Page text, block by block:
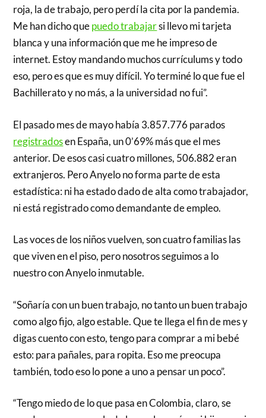
roja, la de trabajo, pero perdí la cita por la pandemia.
Me han dicho quepuedo trabajarsi llevo mi tarjeta
blanca y una información que me he impreso de
internet. Estoy mandando muchos currículums y todo
eso, pero es que es muy difícil. Yo terminé lo que fue el
Bachillerato y no más, a la universidad no fui”.
El pasado mes de mayo había 3.857.776 parados
registradosen España, un 0’69% más que el mes
anterior. De esos casi cuatro millones, 506.882 eran
extranjeros. Pero Anyelo no forma parte de esta
estadística: ni ha estado dado de alta como trabajador,
ni está registrado como demandante de empleo.
Las voces de los niños vuelven, son cuatro familias las
que viven en el piso, pero nosotros seguimos a lo
nuestro con Anyelo inmutable.
“Soñaría con un buen trabajo, no tanto un buen trabajo
como algo fijo, algo estable. Que te llega el fin de mes y
digas cuento con esto, tengo para comprar a mi bebé
esto: para pañales, para ropita. Eso me preocupa
también, todo eso lo pone a uno a pensar un poco”.
“Tengo miedo de lo que pasa en Colombia, claro, se